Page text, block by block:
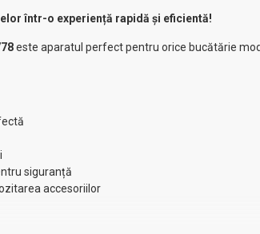
într-o experiență rapidă și eficientă!
este aparatul perfect pentru orice bucătărie
siguranță
accesoriilor